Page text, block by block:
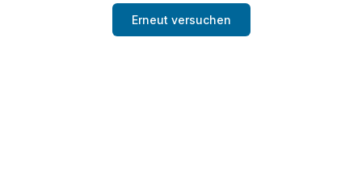
Erneut versuchen